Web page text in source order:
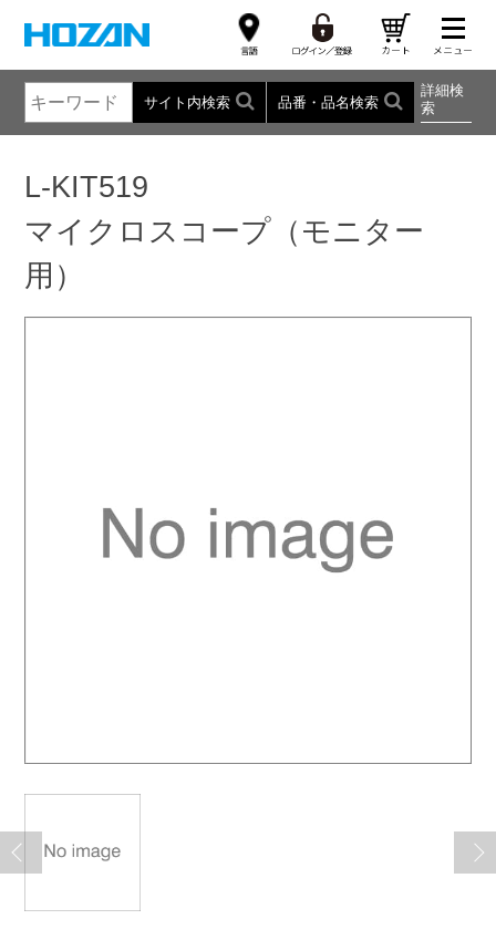
サイト内検索 品番・品名検索
詳細検
索
L-KIT519
マイクロスコープ（モニター
用）